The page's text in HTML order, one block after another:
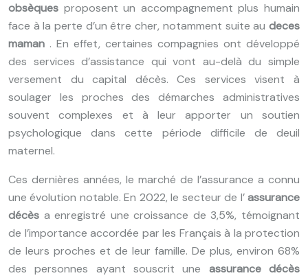
obsèques proposent un accompagnement plus humain
face à la perte d’un être cher, notamment suite au deces
maman . En effet, certaines compagnies ont développé
des services d’assistance qui vont au-delà du simple
versement du capital décès. Ces services visent à
soulager les proches des démarches administratives
souvent complexes et à leur apporter un soutien
psychologique dans cette période difficile de deuil
maternel.
Ces dernières années, le marché de l’assurance a connu
une évolution notable. En 2022, le secteur de l’assurance
décès a enregistré une croissance de 3,5%, témoignant
de l’importance accordée par les Français à la protection
de leurs proches et de leur famille. De plus, environ 68%
des personnes ayant souscrit une assurance décès